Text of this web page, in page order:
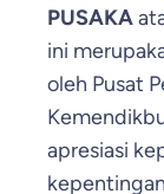
PUSAKA
ini
oleh Pusat
apresiasi